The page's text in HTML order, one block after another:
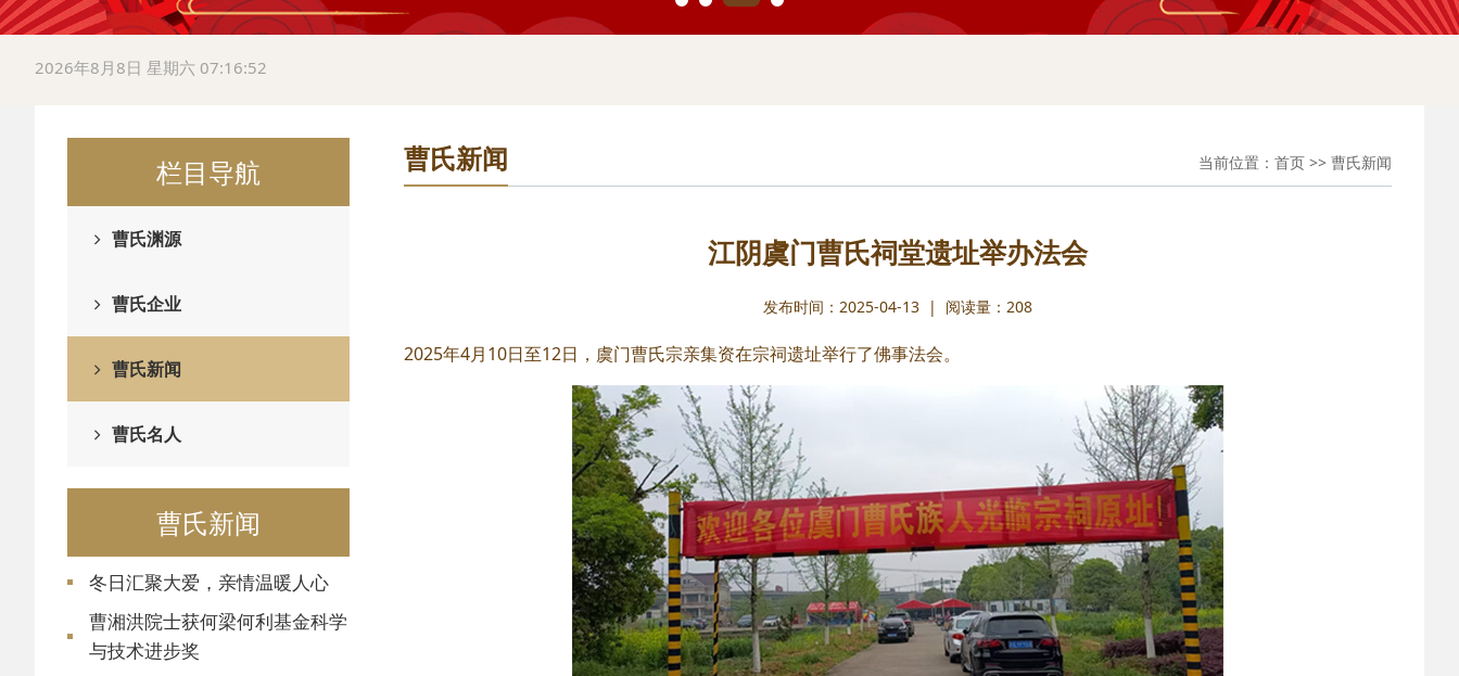
2026年8月8日 星期六 07:16:53
栏目导航
曹氏渊源
曹氏企业
曹氏新闻
曹氏名人
曹氏新闻
冬日汇聚大爱，亲情温暖人心
曹湘洪院士获何梁何利基金科学
与技术进步奖
曹氏新闻 当前位置： 首页 >> 曹氏新闻
江阴虞门曹氏祠堂遗址举办法会
发布时间：2025-04-13 | 阅读量： 208
2025年4月10日至12日，虞门曹氏宗亲集资在宗祠遗址举行了佛事法会。